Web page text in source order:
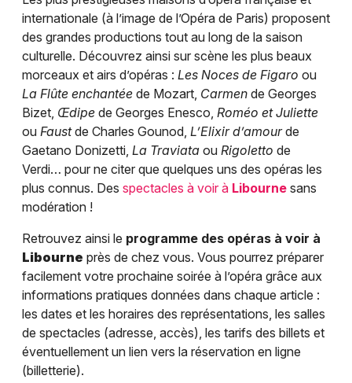
internationale (à l’image de l’Opéra de Paris) proposent
des grandes productions tout au long de la saison
culturelle. Découvrez ainsi sur scène les plus beaux
morceaux et airs d’opéras : Les Noces de Figaro ou
La Flûte enchantée de Mozart, Carmen de Georges
Bizet, Œdipe de Georges Enesco, Roméo et Juliette
ou Faustde Charles Gounod, L’Elixir d’amourde
Gaetano Donizetti, La Traviata ou Rigoletto de
Verdi… pour ne citer que quelques uns des opéras les
plus connus. Des spectacles à voir à Libourne sans
modération !
Retrouvez ainsi le programme des opéras à voir à
Libourne près de chez vous. Vous pourrez préparer
facilement votre prochaine soirée à l’opéra grâce aux
informations pratiques données dans chaque article :
les dates et les horaires des représentations, les salles
de spectacles (adresse, accès), les tarifs des billets et
éventuellement un lien vers la réservation en ligne
(billetterie).